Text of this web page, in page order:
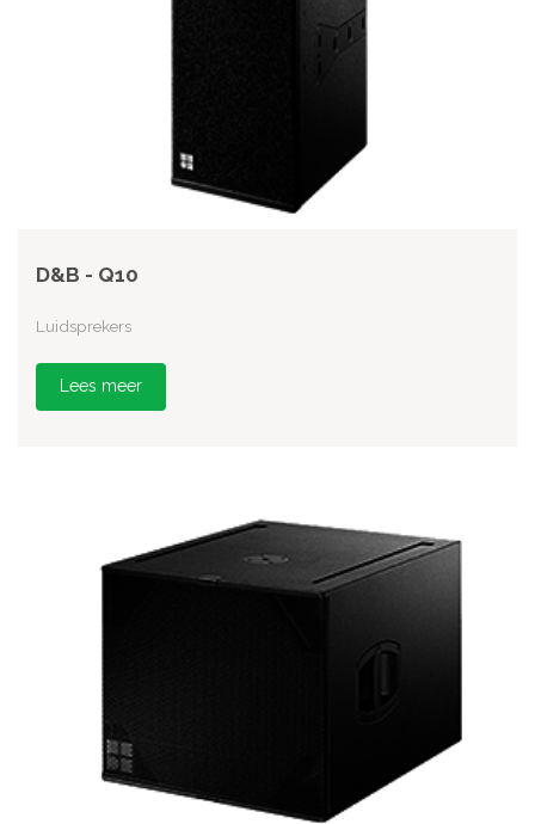
D&B - Q10
Luidsprekers
Lees meer